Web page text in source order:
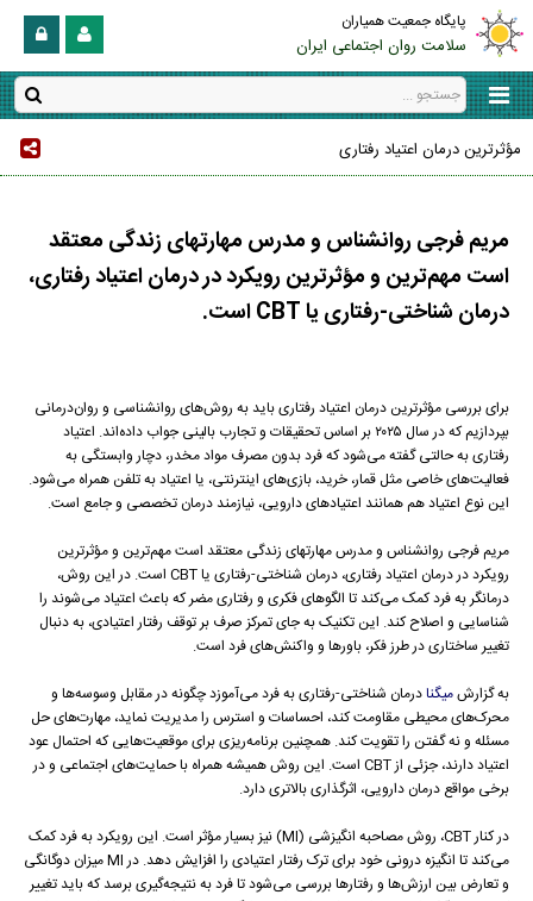
پایگاه جمعیت همیاران
سلامت روان اجتماعی ایران
مؤثرترین درمان اعتیاد رفتاری
مریم فرجی روانشناس و مدرس مهارتهای زندگی معتقد
است مهم‌ترین و مؤثرترین رویکرد در درمان اعتیاد رفتاری،
درمان شناختی-رفتاری یا CBT است.
برای بررسی مؤثرترین درمان اعتیاد رفتاری باید به روش‌های روانشناسی و روان‌درمانی
بپردازیم که در سال ۲۰۲۵ بر اساس تحقیقات و تجارب بالینی جواب داده‌اند. اعتیاد
رفتاری به حالتی گفته می‌شود که فرد بدون مصرف مواد مخدر، دچار وابستگی به
فعالیت‌های خاصی مثل قمار، خرید، بازی‌های اینترنتی، یا اعتیاد به تلفن همراه می‌شود.
این نوع اعتیاد هم همانند اعتیادهای دارویی، نیازمند درمان تخصصی و جامع است.
مریم فرجی روانشناس و مدرس مهارتهای زندگی معتقد است مهم‌ترین و مؤثرترین
رویکرد در درمان اعتیاد رفتاری، درمان شناختی-رفتاری یا CBT است. در این روش،
درمانگر به فرد کمک می‌کند تا الگوهای فکری و رفتاری مضر که باعث اعتیاد می‌شوند را
شناسایی و اصلاح کند. این تکنیک به جای تمرکز صرف بر توقف رفتار اعتیادی، به دنبال
تغییر ساختاری در طرز فکر، باورها و واکنش‌های فرد است.
به گزارشمیگنادرمان شناختی-رفتاری به فرد می‌آموزد چگونه در مقابل وسوسه‌ها و
محرک‌های محیطی مقاومت کند، احساسات و استرس را مدیریت نماید، مهارت‌های حل
مسئله و نه گفتن را تقویت کند. همچنین برنامه‌ریزی برای موقعیت‌هایی که احتمال عود
اعتیاد دارند، جزئی از CBT است. این روش همیشه همراه با حمایت‌های اجتماعی و در
برخی مواقع درمان دارویی، اثرگذاری بالاتری دارد.
در کنار CBT، روش مصاحبه انگیزشی (MI) نیز بسیار مؤثر است. این رویکرد به فرد کمک
می‌کند تا انگیزه درونی خود برای ترک رفتار اعتیادی را افزایش دهد. در MI میزان دوگانگی
و تعارض بین ارزش‌ها و رفتارها بررسی می‌شود تا فرد به نتیجه‌گیری برسد که باید تغییر